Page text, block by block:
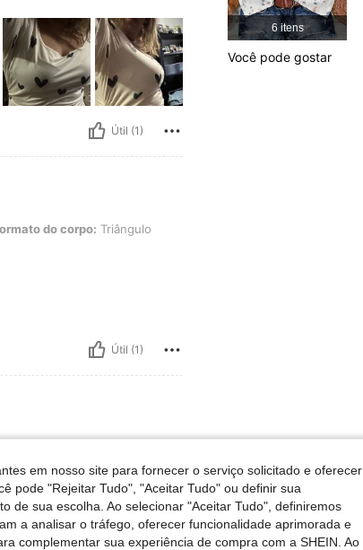
Útil (1)
Cor: Multicolorido, Tamanho: 1XL
do corpo: Triângulo
Útil (1)
Útil (0)
4,81
6 itens
Você pode gostar
em nosso site para fornecer o serviço solicitado e oferecer
pode "Rejeitar Tudo", "Aceitar Tudo" ou definir sua
de sua escolha. Ao selecionar "Aceitar Tudo", definiremos
a analisar o tráfego, oferecer funcionalidade aprimorada e
complementar sua experiência de compra com a SHEIN. Ao